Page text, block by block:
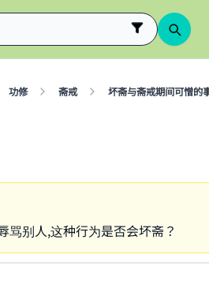
功修 斋戒 坏斋与斋戒期间可憎的
骂别人,这种行为是否会坏斋？